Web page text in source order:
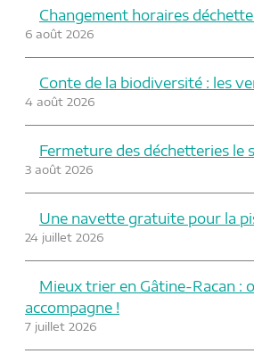
Changement horaires
6 août 2026
Conte de la biodiversité : les
4 août 2026
Fermeture des déchetteries le
3 août 2026
Une navette gratuite pour la
24 juillet 2026
Mieux trier en Gâtine-Racan :
accompagne !
7 juillet 2026